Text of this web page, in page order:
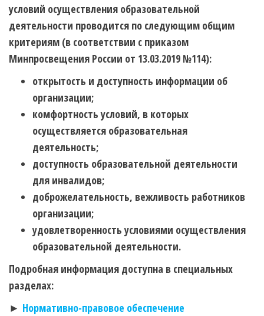
условий осуществления образовательной
деятельности проводится по следующим общим
критериям (в соответствии с приказом
Минпросвещения России от 13.03.2019 №114):
открытость и доступность информации об
организации;
комфортность условий, в которых
осуществляется образовательная
деятельность;
доступность образовательной деятельности
для инвалидов;
доброжелательность, вежливость работников
организации;
удовлетворенность условиями осуществления
образовательной деятельности.
Подробная информация доступна в специальных
разделах:
► Нормативно-правовое обеспечение